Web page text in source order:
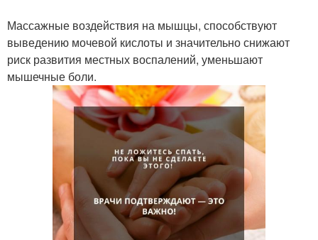
Массажные воздействия на мышцы, способствуют
выведению мочевой кислоты и значительно снижают
риск развития местных воспалений, уменьшают
мышечные боли.